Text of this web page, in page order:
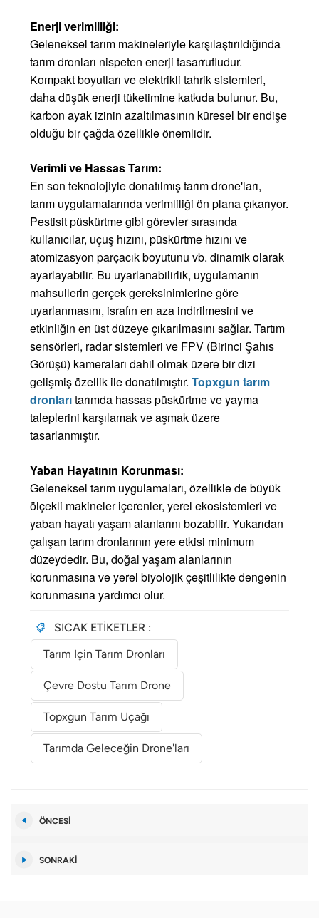
Enerji verimliliği:
Geleneksel tarım makineleriyle karşılaştırıldığında
tarım dronları nispeten enerji tasarrufludur.
Kompakt boyutları ve elektrikli tahrik sistemleri,
daha düşük enerji tüketimine katkıda bulunur. Bu,
karbon ayak izinin azaltılmasının küresel bir endişe
olduğu bir çağda özellikle önemlidir.
Verimli ve Hassas Tarım:
En son teknolojiyle donatılmış tarım drone'ları,
tarım uygulamalarında verimliliği ön plana çıkarıyor.
Pestisit püskürtme gibi görevler sırasında
kullanıcılar, uçuş hızını, püskürtme hızını ve
atomizasyon parçacık boyutunu vb. dinamik olarak
ayarlayabilir. Bu uyarlanabilirlik, uygulamanın
mahsullerin gerçek gereksinimlerine göre
uyarlanmasını, israfın en aza indirilmesini ve
etkinliğin en üst düzeye çıkarılmasını sağlar. Tartım
sensörleri, radar sistemleri ve FPV (Birinci Şahıs
Görüşü) kameraları dahil olmak üzere bir dizi
gelişmiş özellik ile donatılmıştır.Topxgun tarım
dronlarıtarımda hassas püskürtme ve yayma
taleplerini karşılamak ve aşmak üzere
tasarlanmıştır.
Yaban Hayatının Korunması:
Geleneksel tarım uygulamaları, özellikle de büyük
ölçekli makineler içerenler, yerel ekosistemleri ve
yaban hayatı yaşam alanlarını bozabilir. Yukarıdan
çalışan tarım dronlarının yere etkisi minimum
düzeydedir. Bu, doğal yaşam alanlarının
korunmasına ve yerel biyolojik çeşitlilikte dengenin
korunmasına yardımcı olur.
SICAK ETİKETLER :
Tarım Için Tarım Dronları
Çevre Dostu Tarım Drone
Topxgun Tarım Uçağı
Tarımda Geleceğin Drone'ları
ÖNCESI
SONRAKI